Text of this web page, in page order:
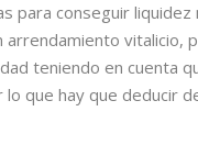
para conseguir
arrendamiento vitalicio,
teniendo en cuenta
que hay que deducir